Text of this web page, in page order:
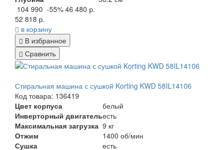
104 990 -55% 46 480 р.
52 818 р.
в корзину
В избранное
Сравнить
Стиральная машина с сушкой Korting KWD 58IL14106
Код товара: 136419
Цвет корпуса
белый
Инверторный двигательесть
Максимальная загрузка 9 кг
Отжим
1400 об/мин
Сушка
есть